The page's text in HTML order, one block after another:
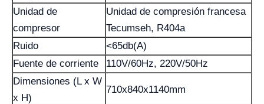
Unidad de
compresor
Unidad de compresión francesa
Tecumseh, R404a
Ruido
<65db(A)
Fuente de corriente
110V/60Hz, 220V/50Hz
Dimensiones (L x W
x H)
710x840x1140mm